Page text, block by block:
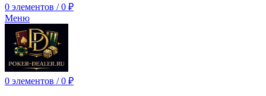
0 элементов / 0 ₽
Меню
0 элементов / 0 ₽